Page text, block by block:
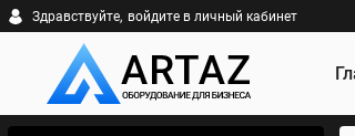
Здравствуйте, войдите в личный кабинет